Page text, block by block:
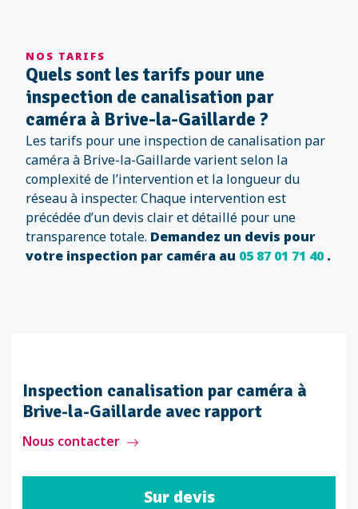
NOS TARIFS
Quels sont les tarifs pour une
inspection de canalisation par
caméra à Brive-la-Gaillarde ?
Les tarifs pour une inspection de canalisation par
caméra à Brive-la-Gaillarde varient selon la
complexité de l’intervention et la longueur du
réseau à inspecter. Chaque intervention est
précédée d’un devis clair et détaillé pour une
transparence totale. Demandez un devis pour
votre inspection par caméra au 05 87 01 71 40.
à
Inspection canalisation par
Brive-la-Gaillarde avec rapport
Nous contacter